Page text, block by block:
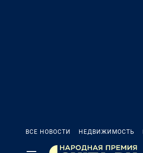
ВСЕ НОВОСТИ НЕДВИЖИМОСТЬ